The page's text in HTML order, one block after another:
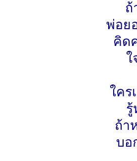
ถ้
พ่อย
คิด
ใ
ใคร
รู้
ถ้า
บอ